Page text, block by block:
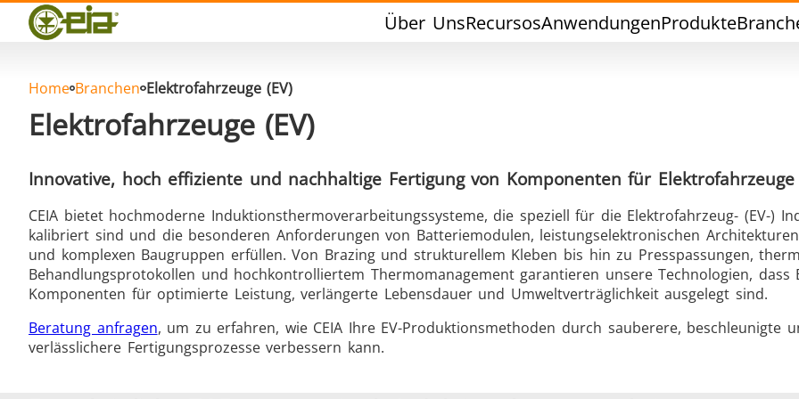
Über UnsRecursosAnwendungenProdukte
Qualität
Händler
Blog
FAQ
Hartlöten Weichlöten
Home Branchen Elektrofahrzeuge (EV)
Elektrofahrzeuge (EV)
Innovative, hoch effiziente und nachhaltige Fertigung von Komponenten für Elektrofahrzeuge
CEIA bietet hochmoderne Induktionsthermoverarbeitungssysteme, die speziell für die Elektrofahrzeug- (EV-)
kalibriert sind und die besonderen Anforderungen von Batteriemodulen, leistungselektronischen
und komplexen Baugruppen erfüllen. Von Brazing und strukturellem Kleben bis hin zu Presspassungen,
Behandlungsprotokollen und hochkontrolliertem Thermomanagement garantieren unsere Technologien, dass
Komponenten für optimierte Leistung, verlängerte Lebensdauer und Umweltverträglichkeit ausgelegt sind.
Beratung anfragen, um zu erfahren, wie CEIA Ihre EV-Produktionsmethoden durch sauberere, beschleunigte
verlässlichere Fertigungsprozesse verbessern kann.